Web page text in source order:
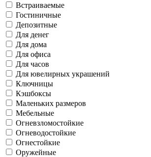
Встраиваемые
Гостиничные
Депозитные
Для денег
Для дома
Для офиса
Для часов
Для ювелирных украшений
Ключницы
Кэшбоксы
Маленьких размеров
Мебельные
Огневзломостойкие
Огневодостойкие
Огнестойкие
Оружейные